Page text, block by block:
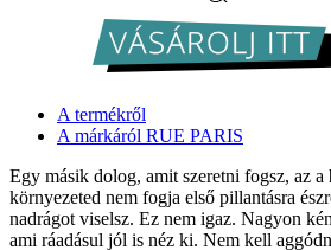
A termékről
A márkáról RUE PARIS
Egy másik dolog, amit szeretni fogsz, az a
környezeted nem fogja első pillantásra
nadrágot viselsz. Ez nem igaz. Nagyon
ami ráadásul jól is néz ki. Nem kell